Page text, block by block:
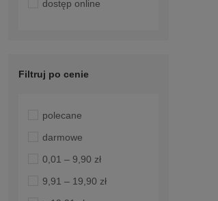
dostęp online
Filtruj po cenie
polecane
darmowe
0,01 – 9,90 zł
9,91 – 19,90 zł